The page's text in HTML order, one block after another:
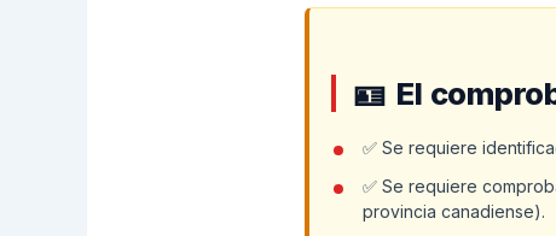
El
✅ Se requiere
✅ Se requiere
provincia canadiense).